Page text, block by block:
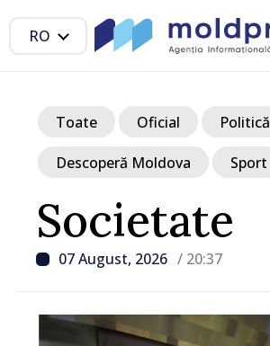
RO
Societate
07 August, 2026 / 20:37
Toate Oficial Politică
Descoperă Moldova Sport